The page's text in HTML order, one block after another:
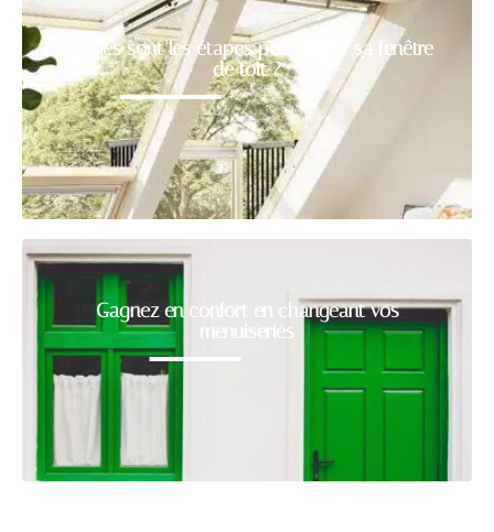
Quelles sont les étapes pour poser sa fenêtre
de toit ?
Gagnez en confort en changeant vos
menuiseries